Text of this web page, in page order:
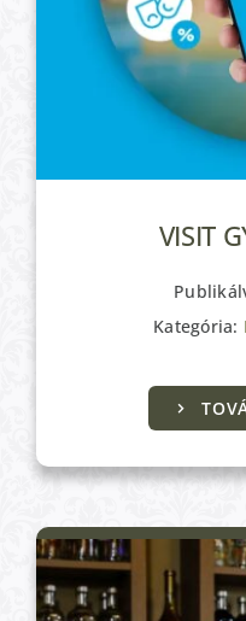
VISIT
Kategória: